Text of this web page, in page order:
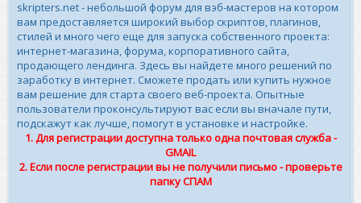
skripters.net - небольшой форум для вэб-мастеров на котором
вам предоставляется широкий выбор скриптов, плагинов,
стилей и много чего еще для запуска собственного проекта:
интернет-магазина, форума, корпоративного сайта,
продающего лендинга. Здесь вы найдете много решений по
заработку в интернет. Сможете продать или купить нужное
вам решение для старта своего веб-проекта. Опытные
пользователи проконсультируют вас если вы вначале пути,
подскажут как лучше, помогут в установке и настройке.
1. Для регистрации доступна только одна почтовая служба -
GMAIL
2. Если после регистрации вы не получили письмо - проверьте
папку СПАМ